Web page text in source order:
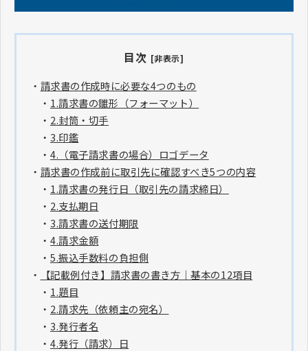
目次 [非表示]
・ 請求書の作成時に必要な4つのもの
・ 1.請求書の雛形（フォーマット）
・ 2.封筒・切手
・ 3.印鑑
・ 4.（電子請求書の場合）ロゴデータ
・ 請求書の作成前に取引先に確認すべき5つの内容
・ 1.請求書の発行日（取引先の請求締日）
・ 2.支払期日
・ 3.請求書の送付期限
・ 4.請求金額
・ 5.振込手数料の負担側
・
【記載例付き】請求書の書き方｜基本の12項目
・ 1.題目
・ 2.請求先（依頼主の宛名）
・ 3.発行者名
・ 4.発行（請求）日